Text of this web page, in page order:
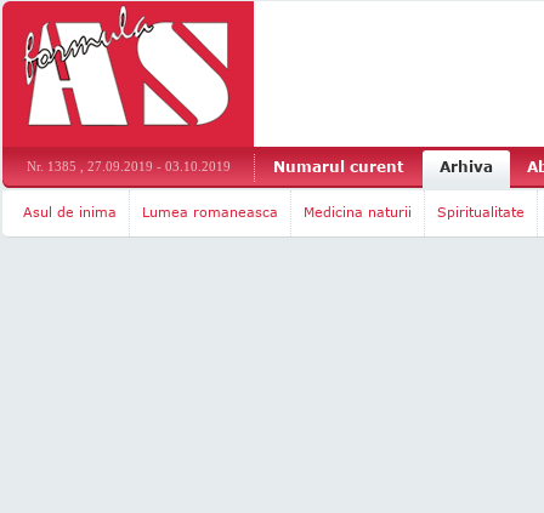
Nr. 1385 , 27.09.2019 - 03.10.2019 Numarul curent Arhiva
Asul de inima Lumea romaneasca Medicina naturii Spiritualitate